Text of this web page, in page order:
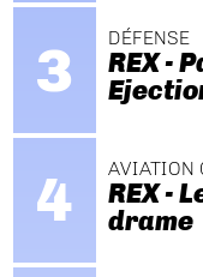
DÉFENSE
REX -
AVIATION
REX -
drame